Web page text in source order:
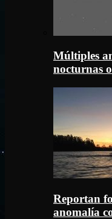
Múltiples
nocturnas
Reportan
anomalía